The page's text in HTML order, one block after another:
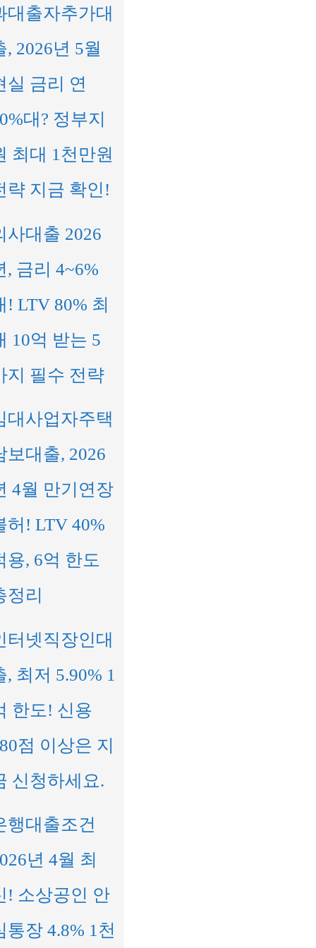
대출자추가대
, 2026년 5월
실 금리 연
대? 정부지
최대 1천만원
략 지금 확인!
사대출 2026
, 금리 4~6%
! LTV 80% 최
10억 받는 5
지 필수 전략
대사업자주택
보대출, 2026
4월 만기연장
허! LTV 40%
용, 6억 한도
정리
터넷직장인대
, 최저 5.90% 1
한도! 신용
점 이상은 지
신청하세요.
행대출조건
년 4월 최
! 소상공인 안
통장 4.8% 1천